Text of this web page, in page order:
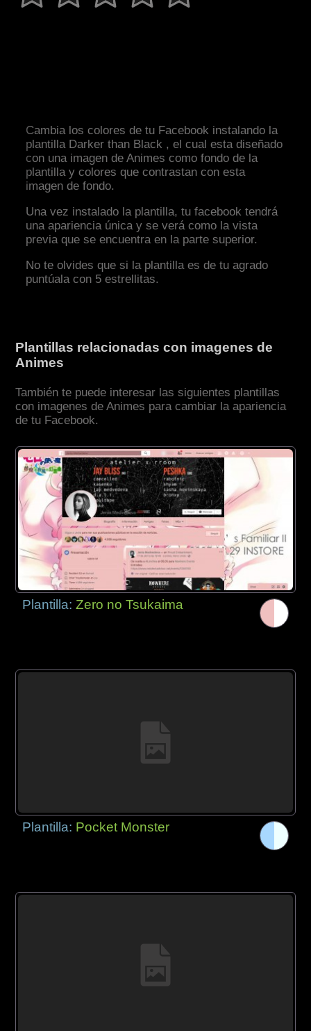
Cambia los colores de tu Facebook instalando la
plantilla Darker than Black , el cual esta diseñado
con una imagen de Animes como fondo de la
plantilla y colores que contrastan con esta
imagen de fondo.
Una vez instalado la plantilla, tu facebook tendrá
una apariencia única y se verá como la vista
previa que se encuentra en la parte superior.
No te olvides que si la plantilla es de tu agrado
puntúala con 5 estrellitas.
Plantillas relacionadas con imagenes de
Animes
También te puede interesar las siguientes plantillas
con imagenes de Animes para cambiar la apariencia
de tu Facebook.
Plantilla:Zero no Tsukaima
Plantilla: Pocket Monster